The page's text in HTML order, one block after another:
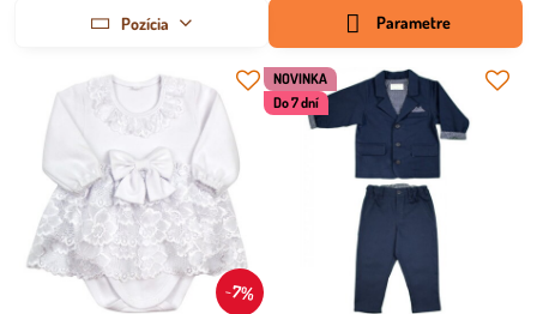
Pozícia Parametre
7%
NOVINKA
Do 7 dní